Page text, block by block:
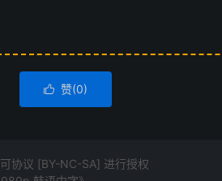
 赞(0)
协议 [BY-NC-SA] 进行授权